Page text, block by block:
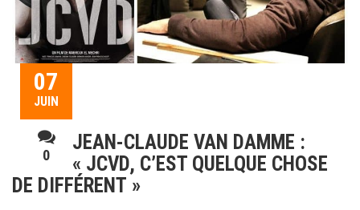
07
JUIN
0
JEAN-CLAUDE VAN DAMME :
« JCVD, C’EST QUELQUE CHOSE
DE DIFFÉRENT »